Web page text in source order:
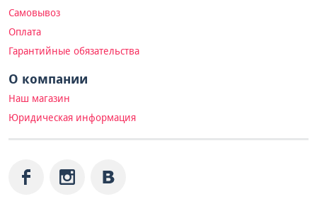
Самовывоз
Оплата
Гарантийные обязательства
О компании
Наш магазин
Юридическая информация